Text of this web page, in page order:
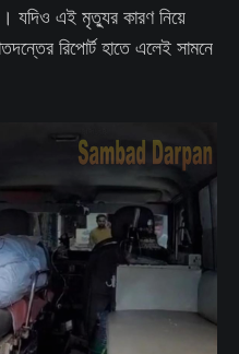
যদিও এই মৃত্যুর কারণ নিয়ে
রিপোর্ট হাতে এলেই সামনে